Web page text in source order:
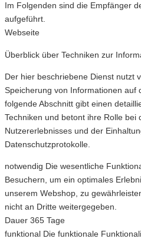
Im Folgenden sind die Empfänger
aufgeführt.
Webseite
Überblick über Techniken zur
Der hier beschriebene Dienst nutzt
Speicherung von Informationen auf
folgende Abschnitt gibt einen
Techniken und betont ihre Rolle bei
Nutzererlebnisses und der
Datenschutzprotokolle.
notwendig Die wesentliche
Besuchern, um ein optimales
unserem Webshop, zu
nicht an Dritte weitergegeben.
Dauer 365 Tage
funktional Die funktionale